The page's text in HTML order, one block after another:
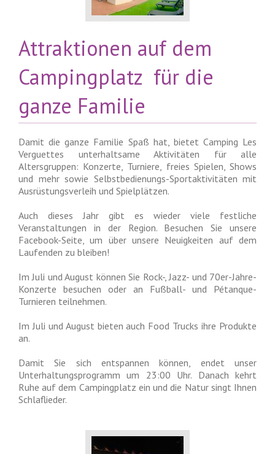
Attraktionen auf dem
Campingplatz für die
ganze Familie
Damit die ganze Familie Spaß hat, bietet Camping Les
Verguettes unterhaltsame Aktivitäten für alle
Altersgruppen: Konzerte, Turniere, freies Spielen, Shows
und mehr sowie Selbstbedienungs-Sportaktivitäten mit
Ausrüstungsverleih und Spielplätzen.
Auch dieses Jahr gibt es wieder viele festliche
Veranstaltungen in der Region. Besuchen Sie unsere
Facebook-Seite, um über unsere Neuigkeiten auf dem
Laufenden zu bleiben!
Im Juli und August können Sie Rock-, Jazz- und 70er-Jahre-
Konzerte besuchen oder an Fußball- und Pétanque-
Turnieren teilnehmen.
Im Juli und August bieten auch Food Trucks ihre Produkte
an.
Damit Sie sich entspannen können, endet unser
Unterhaltungsprogramm um 23:00 Uhr. Danach kehrt
Ruhe auf dem Campingplatz ein und die Natur singt Ihnen
Schlaflieder.